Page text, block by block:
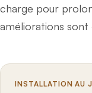
charge pour
améliorations sont
INSTALLATION AU